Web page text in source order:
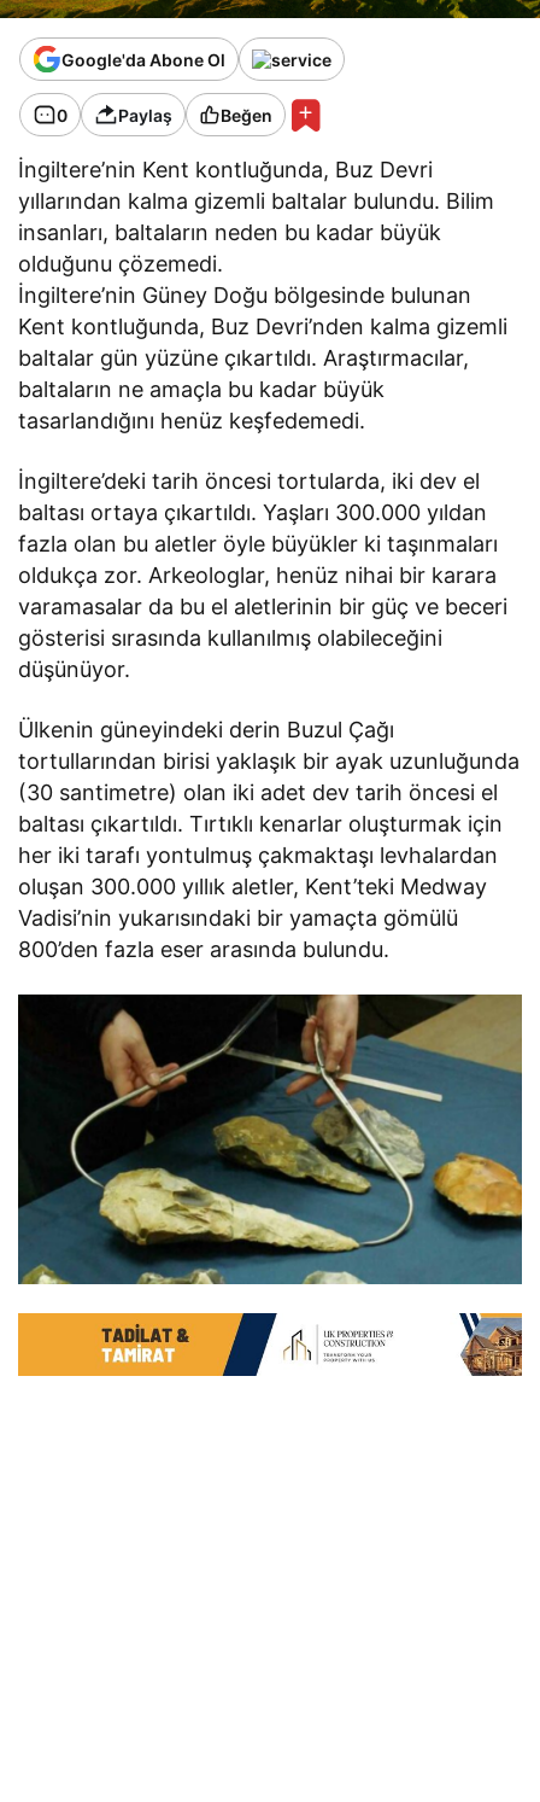
Google'da Abone Ol
0 Paylaş Beğen
İngiltere’nin Kent kontluğunda, Buz Devri
yıllarından kalma gizemli baltalar bulundu. Bilim
insanları, baltaların neden bu kadar büyük
olduğunu çözemedi.
İngiltere’nin Güney Doğu bölgesinde bulunan
Kent kontluğunda, Buz Devri’nden kalma gizemli
baltalar gün yüzüne çıkartıldı. Araştırmacılar,
baltaların ne amaçla bu kadar büyük
tasarlandığını henüz keşfedemedi.
İngiltere’deki tarih öncesi tortularda, iki dev el
baltası ortaya çıkartıldı. Yaşları 300.000 yıldan
fazla olan bu aletler öyle büyükler ki taşınmaları
oldukça zor. Arkeologlar, henüz nihai bir karara
varamasalar da bu el aletlerinin bir güç ve beceri
gösterisi sırasında kullanılmış olabileceğini
düşünüyor.
Ülkenin güneyindeki derin Buzul Çağı
tortullarından birisi yaklaşık bir ayak uzunluğunda
(30 santimetre) olan iki adet dev tarih öncesi el
baltası çıkartıldı. Tırtıklı kenarlar oluşturmak için
her iki tarafı yontulmuş çakmaktaşı levhalardan
oluşan 300.000 yıllık aletler, Kent’teki Medway
Vadisi’nin yukarısındaki bir yamaçta gömülü
800’den fazla eser arasında bulundu.